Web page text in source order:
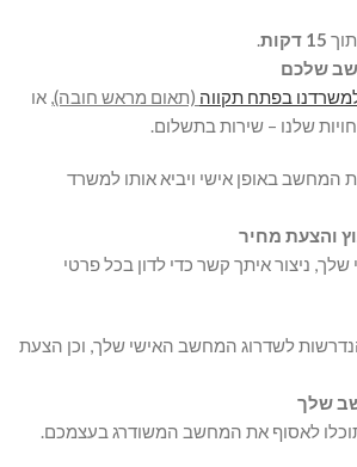
15 דקות
.
שלכם
בפתח תקווה (תאום מראש חובה), או
שלנו – שירות בתשלום.
המחשב באופן אישי ויביא אותו למשרד
והצעת מחיר
ניצור איתך קשר כדי לדון בכל פרטי
לשדרוג המחשב האישי שלך, וכן הצעת
שלך
לאסוף את המחשב המשודרג בעצמכם.